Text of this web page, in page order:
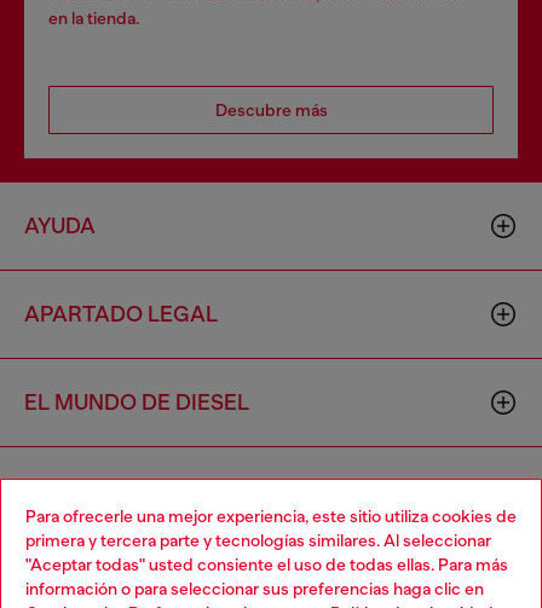
Para ofrecerle una mejor experiencia, este sitio utiliza cookies de
primera y tercera parte y tecnologías similares. Al seleccionar
"Aceptar todas" usted consiente el uso de todas ellas. Para más
información o para seleccionar sus preferencias haga clic en
en la tienda.
Descubre más
AYUDA
APARTADO LEGAL
EL MUNDO DE DIESEL
Choose your location